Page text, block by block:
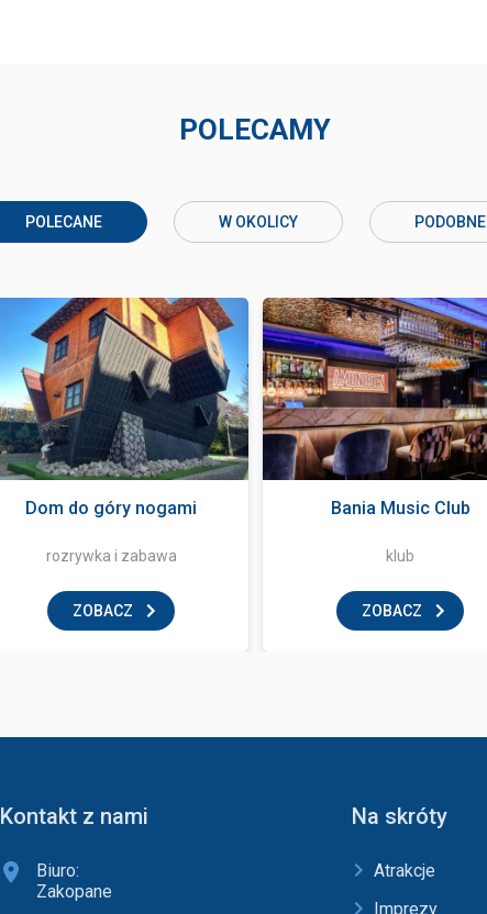
POLECAMY
POLECANE W OKOLICY PODOBNE
Dom do góry nogami
rozrywka i zabawa
ZOBACZ
Bania Music Club
klub
ZOBACZ
Kontakt z nami
Biuro:
Zakopane
Na skróty
Atrakcje
Imprezy